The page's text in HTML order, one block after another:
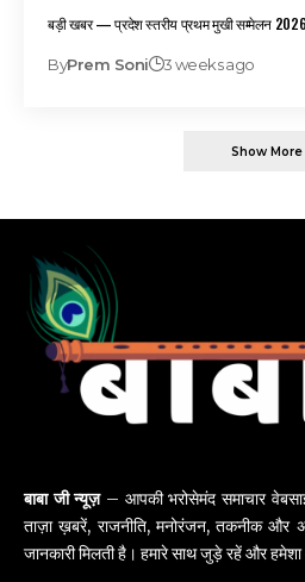
बड़ी खबर — प्रदेश स्तरीय प्रथम मुखी सम्मेलन
ByPrem Soni 3 weeks ago
Show More
बाबा जी न्यूज़– आपकी भरोसेमंद समाचार
ताज़ा ख़बरें, राजनीति, मनोरंजन, तकनीक और
जानकारी मिलती है। हमारे साथ जुड़े रहें और